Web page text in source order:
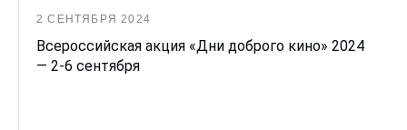
2 СЕНТЯБРЯ 2024
Всероссийская акция «Дни доброго кино» 2024
— 2-6 сентября